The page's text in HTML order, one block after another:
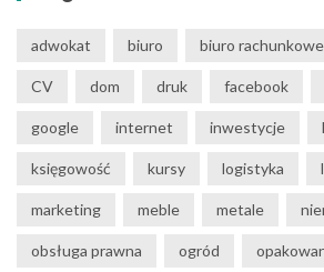
adwokat biuro biuro rachunkowe
CV dom druk facebook
google internet inwestycje
księgowość kursy logistyka
marketing meble metale
obsługa prawna ogród